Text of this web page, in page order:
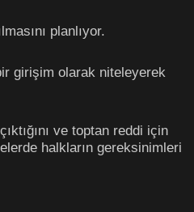
planlıyor.
girişim olarak niteleyerek
ve toptan reddi için
halkların gereksinimleri